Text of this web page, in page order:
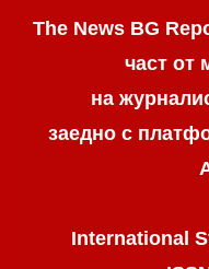
The News BG
част от
на
заедно с
International